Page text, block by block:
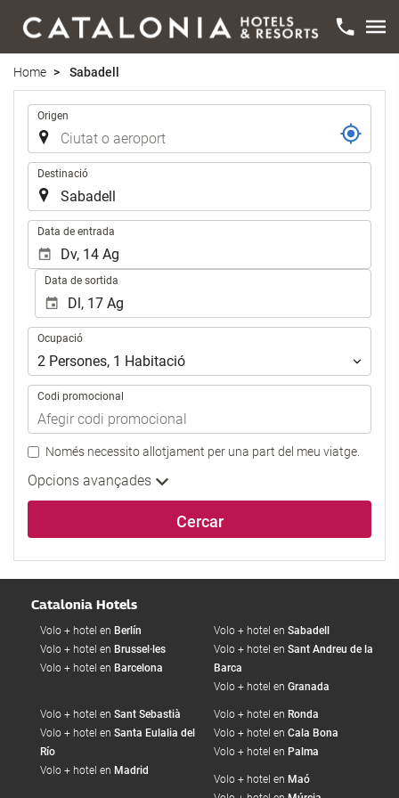
Home Sabadell
Trajecte
Origen
Destinació
Data de entrada
Data de sortida
Ocupació
Ocupació
2 Persones, 1 Habitació
Codi promocional
Només necessito allotjament per una part del meu viatge.
Opcions avançades
Cercar
Catalonia Hotels
Volo + hotel en Berlín
Volo + hotel en Brussel·les
Volo + hotel en Barcelona
Volo + hotel en Sabadell
Volo + hotel en Sant Andreu de la
Barca
Volo + hotel en Granada
Volo + hotel en Sant Sebastià
Volo + hotel en Santa Eulalia del
Río
Volo + hotel en Madrid
Volo + hotel en Ronda
Volo + hotel en Cala Bona
Volo + hotel en Palma
Volo + hotel en Maó